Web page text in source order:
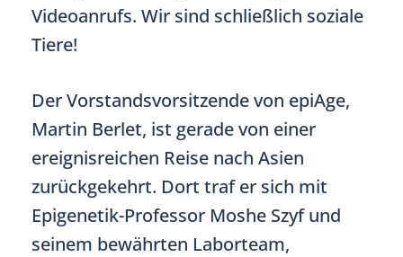
Videoanrufs. Wir sind schließlich soziale
Tiere!
Der Vorstandsvorsitzende von epiAge,
Martin Berlet, ist gerade von einer
ereignisreichen Reise nach Asien
zurückgekehrt. Dort traf er sich mit
Epigenetik-Professor Moshe Szyf und
seinem bewährten Laborteam,